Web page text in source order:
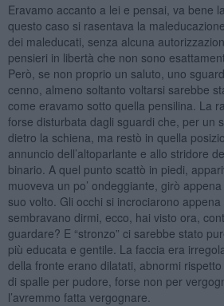
Eravamo accanto a lei e pensai, va bene
questo caso si rasentava la
dei maleducati, senza alcuna
pensieri in libertà che non sono
Però, se non proprio un saluto, uno
cenno, almeno soltanto voltarsi sarebbe
come eravamo sotto quella pensilina. La
forse disturbata dagli sguardi che, per un
dietro la schiena, ma restò in quella
annuncio dell’altoparlante e allo stridore
binario. A quel punto scattò in piedi,
muoveva un po’ ondeggiante, girò
suo volto. Gli occhi si incrociarono appena
sembravano dirmi, ecco, hai visto ora,
guardare? E “stronzo” ci sarebbe stato
più educata e gentile. La faccia era
della fronte erano dilatati, abnormi
di spalle per pudore, forse non per
l’avremmo fatta vergognare.